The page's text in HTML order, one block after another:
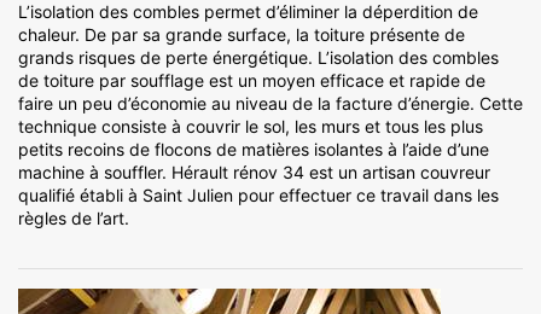
L’isolation des combles permet d’éliminer la déperdition de
chaleur. De par sa grande surface, la toiture présente de
grands risques de perte énergétique. L’isolation des combles
de toiture par soufflage est un moyen efficace et rapide de
faire un peu d’économie au niveau de la facture d’énergie. Cette
technique consiste à couvrir le sol, les murs et tous les plus
petits recoins de flocons de matières isolantes à l’aide d’une
machine à souffler. Hérault rénov 34 est un artisan couvreur
qualifié établi à Saint Julien pour effectuer ce travail dans les
règles de l’art.